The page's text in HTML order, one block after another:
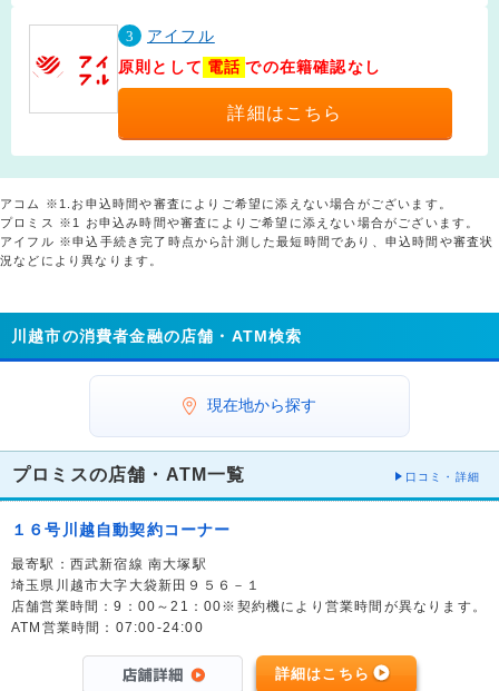
3
アイフル
原則として 電話 での在籍確認なし
詳細はこちら
アコム ※1.お申込時間や審査によりご希望に添えない場合がございます。
プロミス ※1 お申込み時間や審査によりご希望に添えない場合がございます。
アイフル ※申込手続き完了時点から計測した最短時間であり、申込時間や審査状
況などにより異なります。
川越市の消費者金融の店舗・ATM検索
現在地から探す
プロミスの店舗・ATM一覧 口コミ・詳細
１６号川越自動契約コーナー
最寄駅：西武新宿線 南大塚駅
埼玉県川越市大字大袋新田９５６－１
店舗営業時間：9：00～21：00※契約機により営業時間が異なります。
ATM営業時間：07:00-24:00
詳細はこちら